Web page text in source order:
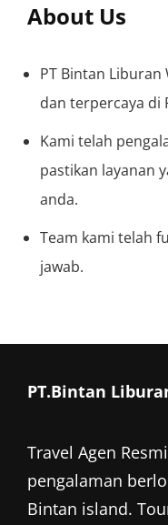
About Us
PT Bintan Liburan
dan terpercaya di
Kami telah
pastikan layanan
anda.
Team kami telah
jawab.
PT.Bintan
Travel Agen
pengalaman
Bintan island.